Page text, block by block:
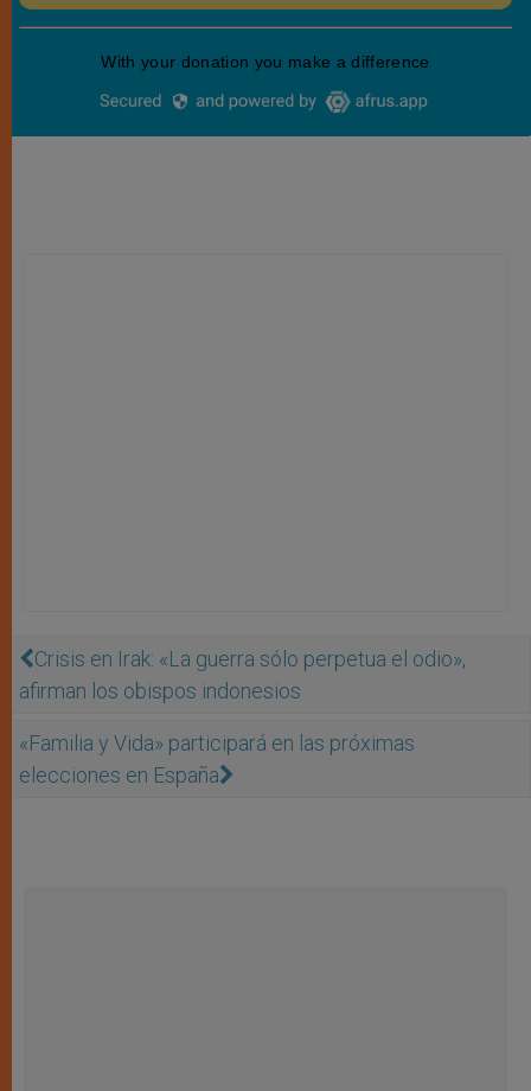
Crisis en Irak: «La guerra sólo perpetua el odio»,
afirman los obispos indonesios
«Familia y Vida» participará en las próximas
elecciones en España